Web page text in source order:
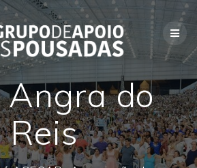
Skip
to
content
Angra do
Reis